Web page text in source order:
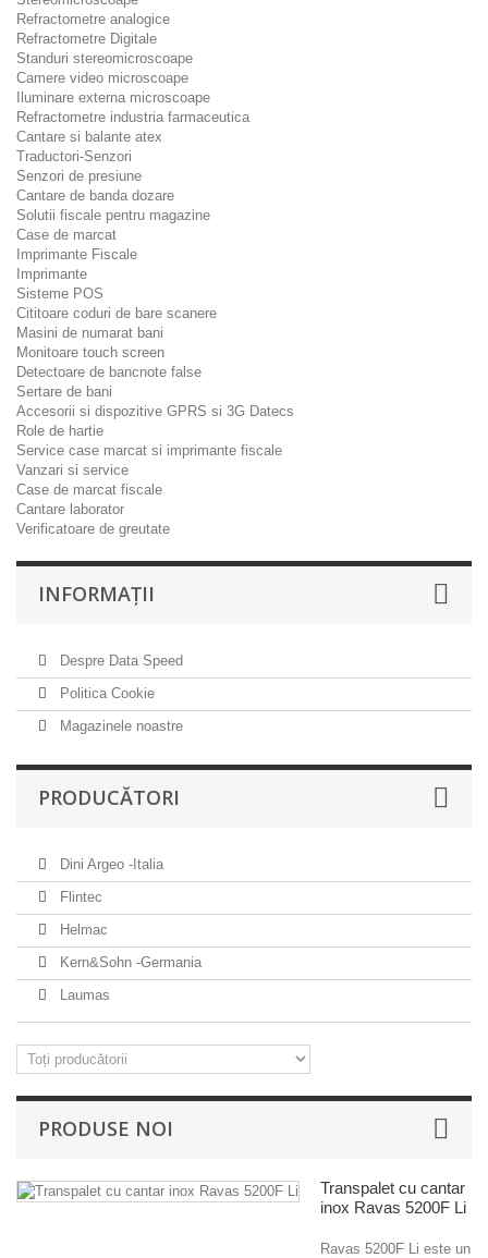
Refractometre analogice
Refractometre Digitale
Standuri stereomicroscoape
Camere video microscoape
Iluminare externa microscoape
Refractometre industria farmaceutica
Cantare si balante atex
Traductori-Senzori
Senzori de presiune
Cantare de banda dozare
Solutii fiscale pentru magazine
Case de marcat
Imprimante Fiscale
Imprimante
Sisteme POS
Cititoare coduri de bare scanere
Masini de numarat bani
Monitoare touch screen
Detectoare de bancnote false
Sertare de bani
Accesorii si dispozitive GPRS si 3G Datecs
Role de hartie
Service case marcat si imprimante fiscale
Vanzari si service
Case de marcat fiscale
Cantare laborator
Verificatoare de greutate
INFORMAŢII
Despre Data Speed
Politica Cookie
Magazinele noastre
PRODUCĂTORI
Dini Argeo -Italia
Flintec
Helmac
Kern&Sohn -Germania
Laumas
PRODUSE NOI
Transpalet cu cantar
inox Ravas 5200F Li
Ravas 5200F Li este un